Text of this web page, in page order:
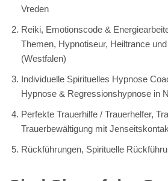
Vreden
Reiki, Emotionscode &
Themen, Hypnotiseur, Heiltrance
(Westfalen)
Individuelle Spirituelles Hypnose
Hypnose & Regressionshypnose in
Perfekte Trauerhilfe / Trauerhelfer,
Trauerbewältigung mit
Rückführungen, Spirituelle